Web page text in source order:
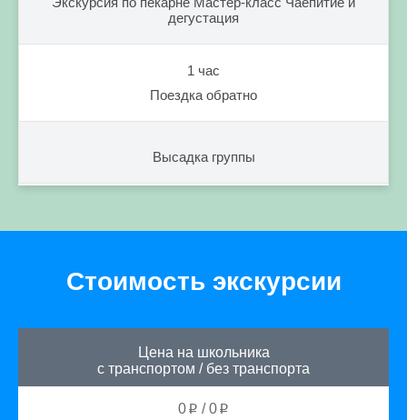
дегустация
1 час
Поездка обратно
Высадка группы
Стоимость экскурсии
Цена на школьника
с транспортом / без транспорта
0 p /0 p